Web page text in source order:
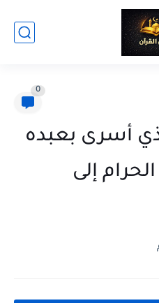
0
أسرى بعبده
إلى